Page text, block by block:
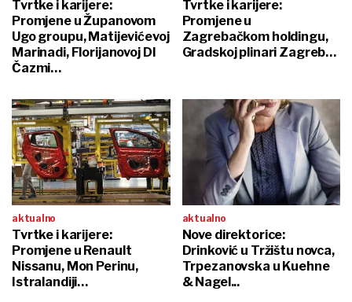
Tvrtke i karijere:
Promjene u Županovom
Ugo groupu, Matijevićevoj
Marinadi, Florijanovoj DI
Čazmi…
Tvrtke i karijere:
Promjene u
Zagrebačkom holdingu,
Gradskoj plinari Zagreb…
aktualno
Tvrtke i karijere:
Promjene u Renault
Nissanu, Mon Perinu,
Istralandiji…
aktualno
Nove direktorice:
Drinković u Tržištu novca,
Trpezanovska u Kuehne
& Nagel...